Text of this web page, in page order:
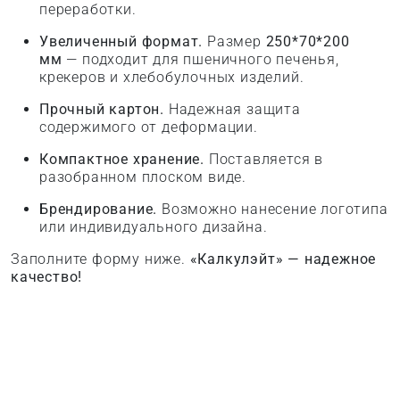
переработки.
Увеличенный формат. Размер 250*70*200
мм — подходит для пшеничного печенья,
крекеров и хлебобулочных изделий.
Прочный картон. Надежная защита
содержимого от деформации.
Компактное хранение. Поставляется в
разобранном плоском виде.
Брендирование. Возможно нанесение логотипа
или индивидуального дизайна.
Заполните форму ниже. «Калкулэйт» — надежное
качество!